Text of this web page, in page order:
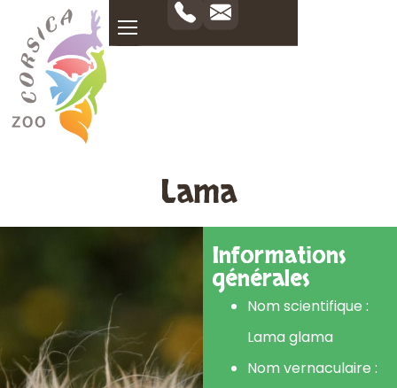
Lama
Informations
générales
Nom scientifique :
Lama glama
Nom vernaculaire :